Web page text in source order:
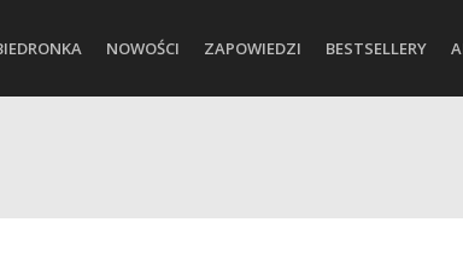
NOWOŚCI ZAPOWIEDZI BESTSELLERY